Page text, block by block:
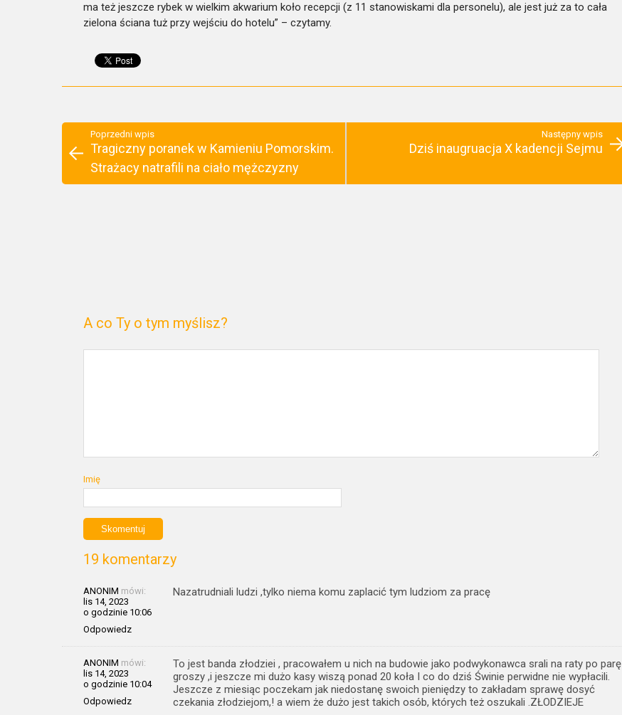
ma też jeszcze rybek w wielkim akwarium koło recepcji (z 11 stanowiskami dla personelu), ale jest już za to cała
zielona ściana tuż przy wejściu do hotelu” – czytamy.
Poprzedni wpis
Tragiczny poranek w Kamieniu Pomorskim.
Strażacy natrafili na ciało mężczyzny
Następny wpis
Dziś inaugruacja X kadencji Sejmu
A co Ty o tym myślisz?
Imię
19 komentarzy
ANONIM mówi:
lis 14, 2023
o godzinie 10:06
Odpowiedz
Nazatrudniali ludzi ,tylko niema komu zaplacić tym ludziom za pracę
ANONIM mówi:
lis 14, 2023
o godzinie 10:04
Odpowiedz
To jest banda złodziei , pracowałem u nich na budowie jako podwykonawca srali na raty po parę
groszy ,i jeszcze mi dużo kasy wiszą ponad 20 koła I co do dziś Świnie perwidne nie wypłacili.
Jeszcze z miesiąc poczekam jak niedostanę swoich pieniędzy to zakładam sprawę dosyć
czekania złodziejom,! a wiem że dużo jest takich osób, których też oszukali .ZŁODZIEJE